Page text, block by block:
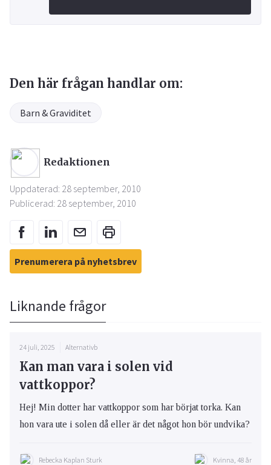
Den här frågan handlar om:
Barn & Graviditet
Redaktionen
Uppdaterad: 28 september, 2010
Publicerad: 28 september, 2010
Prenumerera på nyhetsbrev
Liknande frågor
24 juli, 2025 Alternativb
Kan man vara i solen vid
vattkoppor?
Hej! Min dotter har vattkoppor som har börjat torka. Kan
hon vara ute i solen då eller är det något hon bör undvika?
Rebecka Kaplan Sturk Kvinna, 48 år